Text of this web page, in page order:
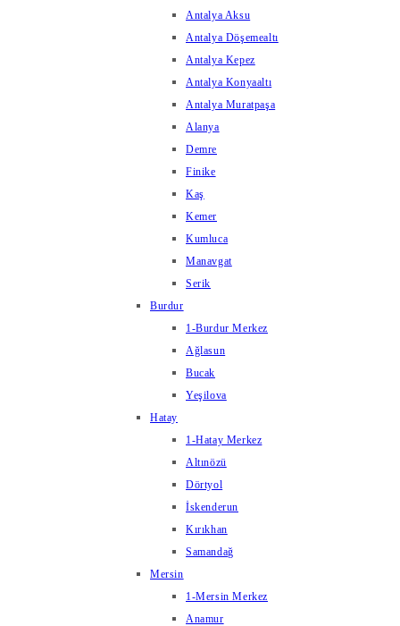
Antalya Aksu
Antalya Döşemealtı
Antalya Kepez
Antalya Konyaaltı
Antalya Muratpaşa
Alanya
Demre
Finike
Kaş
Kemer
Kumluca
Manavgat
Serik
Burdur
1-Burdur Merkez
Ağlasun
Bucak
Yeşilova
Hatay
1-Hatay Merkez
Altınözü
Dörtyol
İskenderun
Kırıkhan
Samandağ
Mersin
1-Mersin Merkez
Anamur